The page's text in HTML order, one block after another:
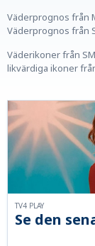
Väderprognos från
Väderprognos från
Väderikoner från
likvärdiga ikoner
Se den
TV4 PLAY